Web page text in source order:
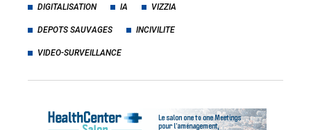
DIGITALISATION IA VIZZIA
DEPOTS SAUVAGES INCIVILITE
VIDEO-SURVEILLANCE